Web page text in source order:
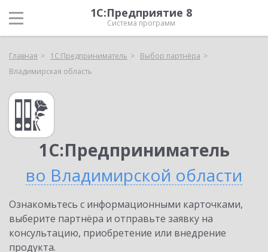
1С:Предприятие 8
Система программ
Главная 1С:Предприниматель
Выбор партнёра
Владимирская область
1С:Предприниматель
во Владимирской области
Ознакомьтесь с информационными карточками,
выберите партнёра и отправьте заявку на
консультацию, приобретение или внедрение
продукта.